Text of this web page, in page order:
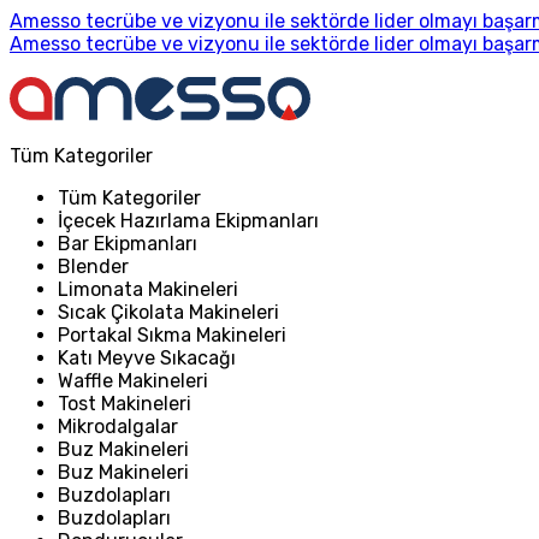
Amesso tecrübe ve vizyonu ile sektörde lider olmayı
Amesso tecrübe ve vizyonu ile sektörde lider olmayı
Tüm Kategoriler
Tüm Kategoriler
İçecek Hazırlama Ekipmanları
Bar Ekipmanları
Blender
Limonata Makineleri
Sıcak Çikolata Makineleri
Portakal Sıkma Makineleri
Katı Meyve Sıkacağı
Waffle Makineleri
Tost Makineleri
Mikrodalgalar
Buz Makineleri
Buz Makineleri
Buzdolapları
Buzdolapları